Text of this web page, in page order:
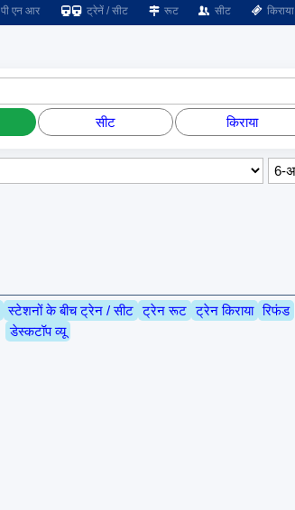
पी एन आर ट्रेनें / सीट रूट सीट किराया
सीट किराया
स्टेशनों के बीच ट्रेन / सीट ट्रेन रूट ट्रेन किराया रिफंड
डेस्कटॉप व्यू